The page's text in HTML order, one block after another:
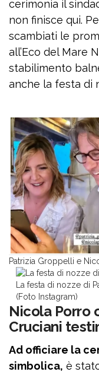
cerimonia il
non finisce qui.
scambiati le
all’Eco del Mare
stabilimento
anche la festa di
Patrizia Groppelli e
La festa di nozze di
(Foto Instagram)
Nicola Porro
Cruciani
Ad officiare la
simbolica, è